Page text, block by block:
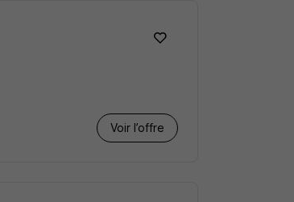
Voir l’offre